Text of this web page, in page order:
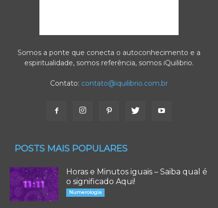
Somos a ponte que conecta o autoconhecimento e a
espiritualidade, somos referência, somos iQuilibrio.
Contato: contato@iquilibrio.com.br
POSTS MAIS POPULARES
Horas e Minutos iguais – Saiba qual é
o significado Aqui!
Numerologia